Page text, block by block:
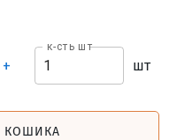
+
к-сть шт
шт
КОШИКА